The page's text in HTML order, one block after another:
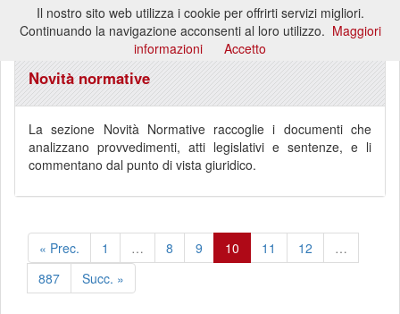
Novità normative
La sezione Novità Normative raccoglie i documenti che
analizzano provvedimenti, atti legislativi e sentenze, e li
commentano dal punto di vista giuridico.
« Prec. 1 … 8 9 10 11 12
…
887
Succ. »
Il nostro sito web utilizza i cookie per offrirti servizi migliori.
Continuando la navigazione acconsenti al loro utilizzo. Maggiori
informazioni
Accetto